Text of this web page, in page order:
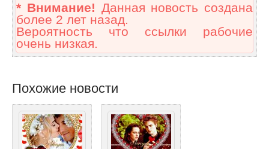
* Внимание! Данная новость создана
более 2 лет назад.
Вероятность что ссылки рабочие
очень низкая.
Похожие новости